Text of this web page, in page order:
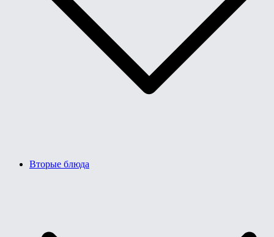
Вторые блюда